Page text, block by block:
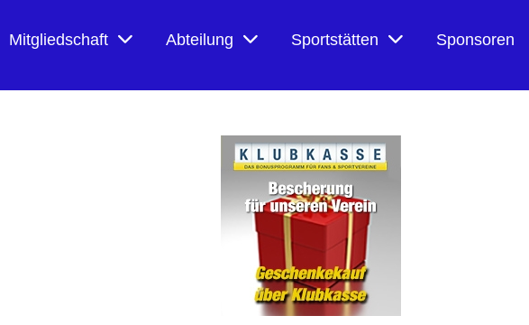
Mitgliedschaft Abteilung Sportstätten Sponsoren